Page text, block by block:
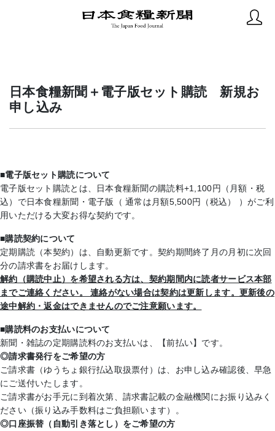
日本食糧新聞＋電子版セット購読 新規お
申し込み
■電子版セット購読について
電子版セット購読とは、日本食糧新聞の購読料+1,100円（月額・税
込）で日本食糧新聞・電子版（ 通常は月額5,500円（税込） ）がご利
用いただける大変お得な契約です。
■購読契約について
定期購読（本契約）は、自動更新です。契約期間終了月の月初に次回
分の請求書をお届けします。
解約（購読中止）を希望される方は、契約期間内に読者サービス本部
までご連絡ください。 連絡がない場合は契約は更新します。更新後の
途中解約・返金はできませんのでご注意願います。
■購読料のお支払いについて
新聞・雑誌の定期購読料のお支払いは、【前払い】です。
◎請求書発行をご希望の方
ご請求書（ゆうちょ銀行払込取扱票付）は、お申し込み確認後、早急
にご送付いたします。
ご請求書がお手元に到着次第、請求書記載の金融機関にお振り込みく
ださい（振り込み手数料はご負担願います）。
◎口座振替（自動引き落とし）をご希望の方